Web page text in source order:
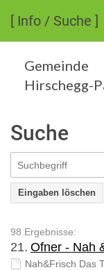
[ Info / Suche ]
Gemeinde
Hirschegg-
Suche
Eingaben löschen
98 Ergebnisse:
21. Ofner - Nah
Nah&Frisch Das